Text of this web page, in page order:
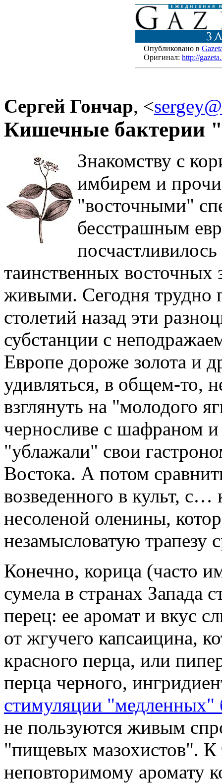
Опубликовано в
Оригинал: http://
Сергей Гончар, <
Кишечные бактерии
Знакомству с
имбирем и
"восточными"
бесстрашным
таинственных восточных
живыми. Сегодня трудно
столетий назад эти
субстанции с
Европе дороже золота и
удивляться, в общем-то,
взглянуть на "молодого
черносливе с шафраном
"ублажали" свои
Востока. А потом
возведенного в культ,
несоленой оленины,
незамысловатую трапезу
Конечно, корица (часто
сумела в странах Запада
перец: ее аромат и вкус
от жгучего капсаицина,
красного перца, или
перца черного,
стимуляции "медленных"
не пользуются живым
"пищевых мазохистов". К
неповторимому аромату